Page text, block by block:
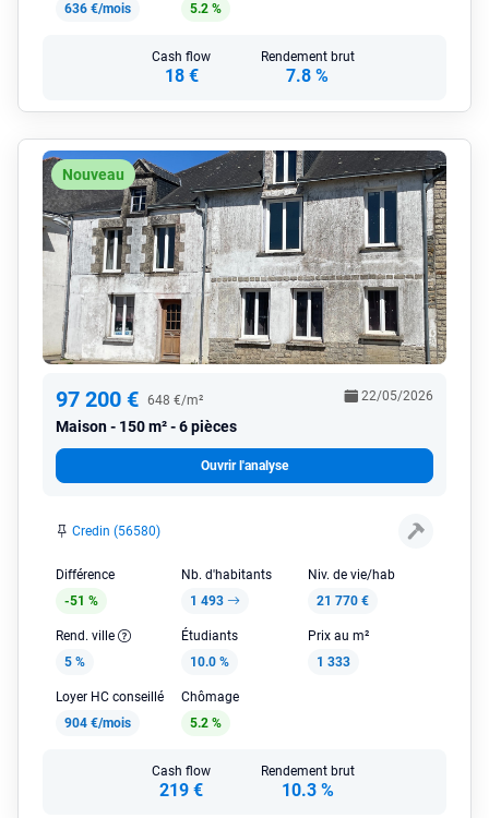
636 €/mois
5.2 %
Cash flow
18 €
Rendement brut
7.8 %
Nouveau
97 200 € 648 €/m²
Maison 150 m² - 6 pièces
22/05/2026
Ouvrir l'analyse
Credin (56580)
Différence
-51 %
Nb. d'habitants
1 493
Niv. de vie/hab
21 770 €
Rend. ville
5 %
Étudiants
10.0 %
Prix au m²
1 333
Loyer HC conseillé
904 €/mois
Chômage
5.2 %
Cash flow
219 €
Rendement brut
10.3 %